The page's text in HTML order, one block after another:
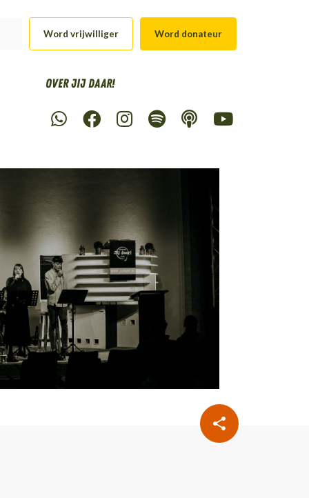
Word vrijwilliger Word donateur
Over Jij daar!